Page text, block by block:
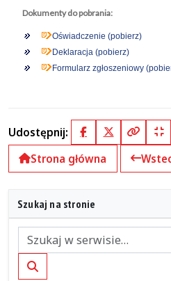
Dokumenty do pobrania:
Oświadczenie (pobierz)
Deklaracja (pobierz)
Formularz zgłoszeniowy
Udostępnij: FacebookX (Twitter)
Kopiuj
Strona główna
Szukaj na stronie
Szukaj